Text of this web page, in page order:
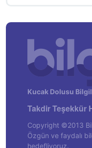
Kucak Dolusu
Takdir Teşekkür
Copyright ©2013
Özgün ve faydalı
hedefliyoruz.